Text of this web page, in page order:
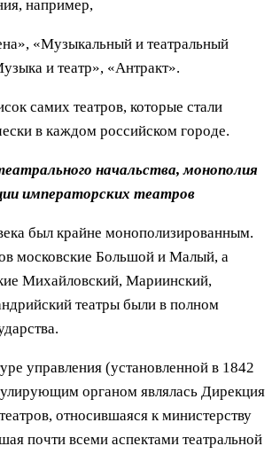
например,
«Музыкальный и театральный
и театр», «Антракт».
самих театров, которые стали
в каждом российском городе.
начальства, монополия
императорских театров
был крайне монополизированным.
московские Большой и Малый, а
Михайловский, Мариинский,
театры были в полном
управления (установленной в 1842
органом являлась Дирекция
относившаяся к министерству
почти всеми аспектами театральной